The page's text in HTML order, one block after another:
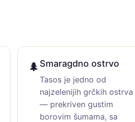
🌲 Smaragdno ostrvo
Tasos je jedno od
najzelenijih grčkih ostrva
— prekriven gustim
borovim šumama, sa